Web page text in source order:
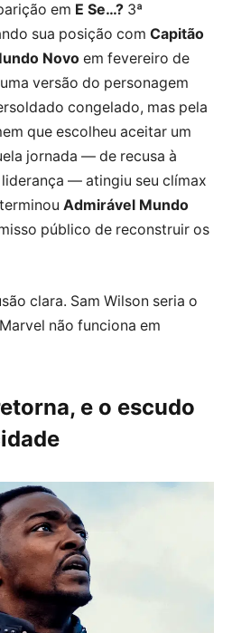
em E Se…? 3ª
sua posição com Capitão
Novo em fevereiro de
versão do personagem
congelado, mas pela
que escolheu aceitar um
jornada — de recusa à
— atingiu seu clímax
Admirável Mundo
público de reconstruir os
clara. Sam Wilson seria o
não funciona em
e o escudo